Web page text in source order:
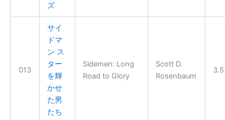
ズ
013
サイ
ドマ
ン ス
ター
を輝
かせ
た男
たち
Sidemen: Long
Road to Glory
Scott D.
Rosenbaum
3.5